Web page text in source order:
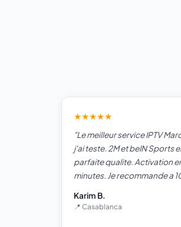
★★★★★
"Le meilleur service IPTV
j'ai teste. 2M et beIN Sports
parfaite qualite. Activation
minutes. Je recommande a
Karim B.
📍 Casablanca